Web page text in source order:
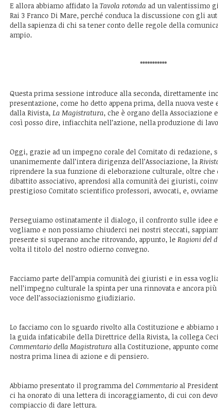
E allora abbiamo affidato la Tavola rotonda ad un valentissimo
Rai 3 Franco Di Mare, perché conduca la discussione con gli
della sapienza di chi sa tener conto delle regole della
ampio.
***********
Questa prima sessione introduce alla seconda, direttamente
presentazione, come ho detto appena prima, della nuova
dalla Rivista, La Magistratura, che è organo della Associazione
così posso dire, infiacchita nell’azione, nella produzione di
Oggi, grazie ad un impegno corale del Comitato di redazione,
unanimemente dall’intera dirigenza dell’Associazione, la
riprendere la sua funzione di eleborazione culturale, oltre
dibattito associativo, aprendosi alla comunità dei giuristi,
prestigioso Comitato scientifico professori, avvocati, e,
Perseguiamo ostinatamente il dialogo, il confronto sulle idee
vogliamo e non possiamo chiuderci nei nostri steccati,
presente si superano anche ritrovando, appunto, le Ragioni del
volta il titolo del nostro odierno convegno.
Facciamo parte dell’ampia comunità dei giuristi e in essa
nell’impegno culturale la spinta per una rinnovata e ancora
voce dell’associazionismo giudiziario.
Lo facciamo con lo sguardo rivolto alla Costituzione e
la guida infaticabile della Direttrice della Rivista, la collega
Commentario della Magistratura alla Costituzione, appunto
nostra prima linea di azione e di pensiero.
Abbiamo presentato il programma del Commentario al
ci ha onorato di una lettera di incoraggiamento, di cui con
compiaccio di dare lettura.